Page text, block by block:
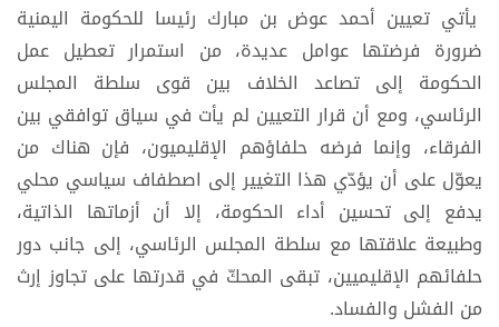
يأتي تعيين أحمد عوض بن مبارك رئيسا للحكومة اليمنية
ضرورة فرضتها عوامل عديدة، من استمرار تعطيل عمل
الحكومة إلى تصاعد الخلاف بين قوى سلطة المجلس
الرئاسي، ومع أن قرار التعيين لم يأت في سياق توافقي بين
الفرقاء، وإنما فرضه حلفاؤهم الإقليميون، فإن هناك من
يعوّل على أن يؤدّي هذا التغيير إلى اصطفاف سياسي محلي
يدفع إلى تحسين أداء الحكومة، إلا أن أزماتها الذاتية،
وطبيعة علاقتها مع سلطة المجلس الرئاسي، إلى جانب دور
حلفائهم الإقليميين، تبقى المحكّ في قدرتها على تجاوز إرث
من الفشل والفساد.